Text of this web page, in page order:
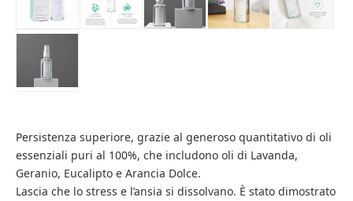
Persistenza superiore, grazie al generoso quantitativo di oli
essenziali puri al 100%, che includono oli di Lavanda,
Geranio, Eucalipto e Arancia Dolce.
Lascia che lo stress e l’ansia si dissolvano. È stato dimostrato